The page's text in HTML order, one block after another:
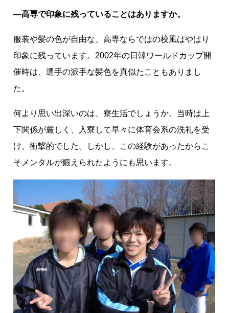
―高専で印象に残っていることはありますか。
服装や髪の色が自由な、高専ならではの校風はやはり
印象に残っています。2002年の日韓ワールドカップ開
催時は、選手の派手な髪色を真似たこともありまし
た。
何より思い出深いのは、寮生活でしょうか。当時は上
下関係が厳しく、入寮して早々に体育会系の洗礼を受
け、衝撃的でした。しかし、この経験があったからこ
そメンタルが鍛えられたようにも思います。